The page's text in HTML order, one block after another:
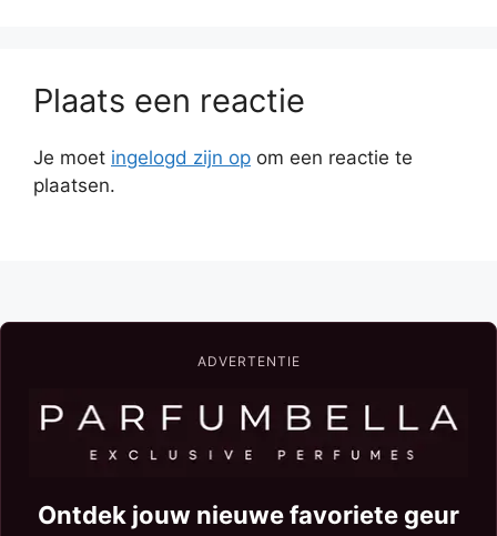
Plaats een reactie
Je moet ingelogd zijn op om een reactie te
plaatsen.
ADVERTENTIE
Ontdek jouw nieuwe favoriete geur